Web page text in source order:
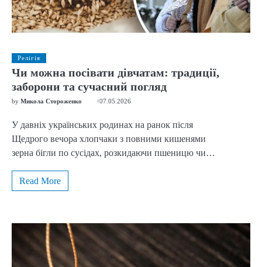
Релігія
Чи можна посівати дівчатам: традиції,
заборони та сучасний погляд
by Микола Стороженко 07.05.2026
У давніх українських родинах на ранок після
Щедрого вечора хлопчаки з повними кишенями
зерна бігли по сусідах, розкидаючи пшеницю чи…
Read More